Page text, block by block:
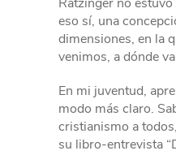
eso sí, una
dimensiones, en la
venimos, a dónde
En mi juventud,
modo más claro.
cristianismo a
su libro-entrevista